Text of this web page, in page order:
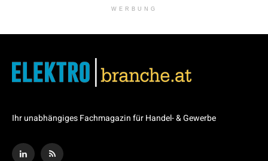
WERBUNG
Ihr unabhängiges Fachmagazin für Handel- & Gewerbe